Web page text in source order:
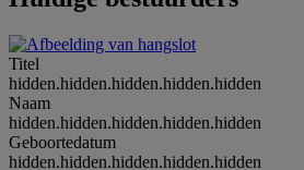
Titel
hidden.hidden.hidden.hidden.hidden
Naam
hidden.hidden.hidden.hidden.hidden
Geboortedatum
hidden.hidden.hidden.hidden.hidden